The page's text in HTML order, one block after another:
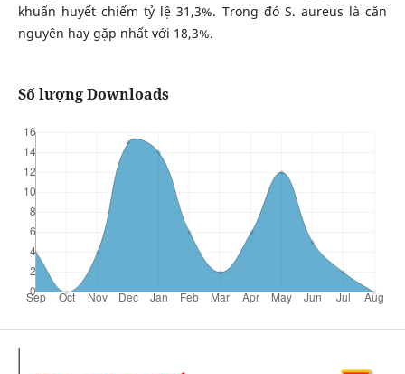
khuẩn huyết chiếm tỷ lệ 31,3%. Trong đó S. aureus là căn
nguyên hay gặp nhất với 18,3%.
Số lượng Downloads